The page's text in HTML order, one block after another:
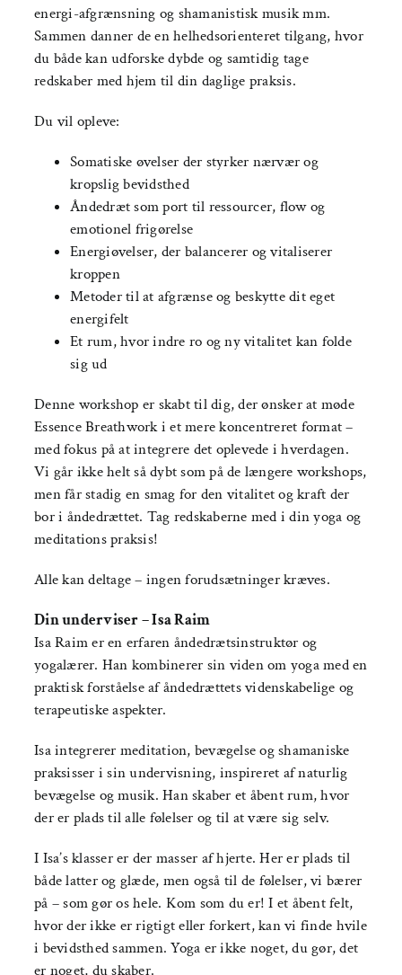
energi-afgrænsning og shamanistisk musik mm.
Sammen danner de en helhedsorienteret tilgang, hvor
du både kan udforske dybde og samtidig tage
redskaber med hjem til din daglige praksis.
Du vil opleve:
Somatiske øvelser der styrker nærvær og
kropslig bevidsthed
Åndedræt som port til ressourcer, flow og
emotionel frigørelse
Energiøvelser, der balancerer og vitaliserer
kroppen
Metoder til at afgrænse og beskytte dit eget
energi­felt
Et rum, hvor indre ro og ny vitalitet kan folde
sig ud
Denne workshop er skabt til dig, der ønsker at møde
Essence Breathwork i et mere koncentreret format –
med fokus på at integrere det oplevede i hverdagen.
Vi går ikke helt så dybt som på de længere workshops,
men får stadig en smag for den vitalitet og kraft der
bor i åndedrættet. Tag redskaberne med i din yoga og
meditations praksis!
Alle kan deltage – ingen forudsætninger kræves.
Din underviser – Isa Raim
Isa Raim er en erfaren åndedrætsinstruktør og
yogalærer. Han kombinerer sin viden om yoga med en
praktisk forståelse af åndedrættets videnskabelige og
terapeutiske aspekter.
Isa integrerer meditation, bevægelse og shamaniske
praksisser i sin undervisning, inspireret af naturlig
bevægelse og musik. Han skaber et åbent rum, hvor
der er plads til alle følelser og til at være sig selv.
I Isa’s klasser er der masser af hjerte. Her er plads til
både latter og glæde, men også til de følelser, vi bærer
på – som gør os hele. Kom som du er! I et åbent felt,
hvor der ikke er rigtigt eller forkert, kan vi finde hvile
i bevidsthed sammen. Yoga er ikke noget, du gør, det
er noget, du skaber.